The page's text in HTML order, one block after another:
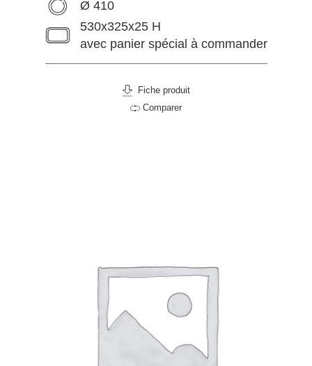
Ø 410
530x325x25 H
avec panier spécial à commander
Fiche produit
Comparer